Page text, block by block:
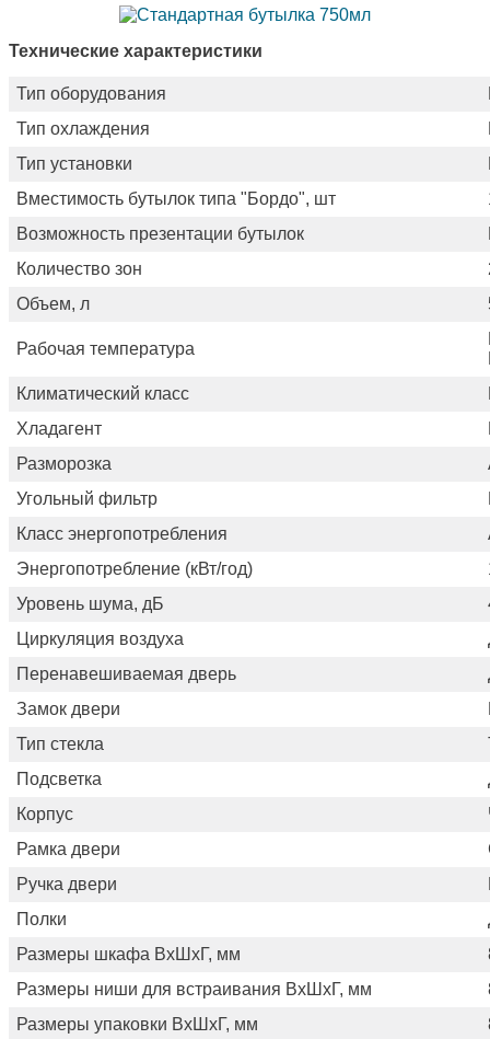
Технические характеристики
Тип оборудования
Тип охлаждения
Тип установки
Вместимость бутылок типа "Бордо", шт
Возможность презентации бутылок
Количество зон
Объем, л
Рабочая температура
Климатический класс
Хладагент
Разморозка
Угольный фильтр
Класс энергопотребления
Энергопотребление (кВт/год)
Уровень шума, дБ
Циркуляция воздуха
Перенавешиваемая дверь
Замок двери
Тип стекла
Подсветка
Корпус
Рамка двери
Ручка двери
Полки
Размеры шкафа ВхШхГ, мм
Размеры ниши для встраивания ВхШхГ, мм
Размеры упаковки ВхШхГ, мм